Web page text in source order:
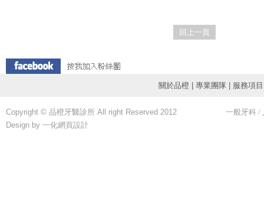
回上一頁
關於品橙 專業團隊| 服務項目
Copyright © 品橙牙醫診所 All right Reserved 2012
Design by 一化網頁設計
一般牙科 /